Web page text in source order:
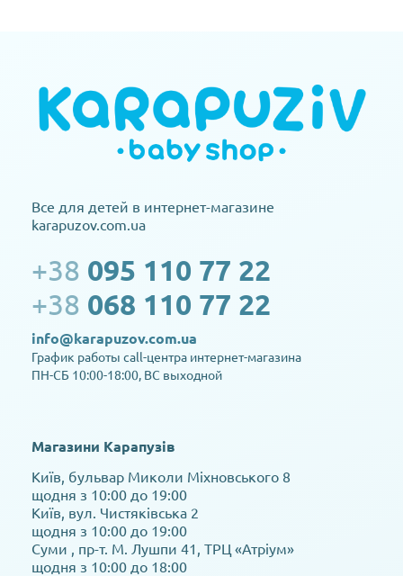
Все для детей в интернет-магазине
karapuzov.com.ua
+38 095 110 77 22
+38 068 110 77 22
info@karapuzov.com.ua
График работы call-центра интернет-магазина
ПН-СБ 10:00-18:00, ВС выходной
Магазини Карапузів
Київ, бульвар Миколи Міхновського 8
щодня з 10:00 до 19:00
Київ, вул. Чистяківська 2
щодня з 10:00 до 19:00
Суми , пр-т. М. Лушпи 41, ТРЦ «Атріум»
щодня з 10:00 до 18:00